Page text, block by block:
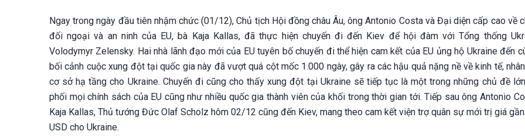
Ngay trong ngày đầu tiên nhậm chức (01/12), Chủ tịch Hội đồng châu Âu, ông Antonio Costa và Đại diện cấp cao về
đối ngoại và an ninh của EU, bà Kaja Kallas, đã thực hiện chuyến đi đến Kiev để hội đàm với Tổng thống
Volodymyr Zelensky. Hai nhà lãnh đạo mới của EU tuyên bố chuyến đi thể hiện cam kết của EU ủng hộ Ukraine đến
bối cảnh cuộc xung đột tại quốc gia này đã vượt quá cột mốc 1.000 ngày, gây ra các hậu quả nặng nề về kinh tế,
cơ sở hạ tầng cho Ukraine. Chuyến đi cũng cho thấy xung đột tại Ukraine sẽ tiếp tục là một trong những chủ đề
phối mọi chính sách của EU cũng như nhiều quốc gia thành viên của khối trong thời gian tới. Tiếp sau ông Antonio
Kaja Kallas, Thủ tướng Đức Olaf Scholz hôm 02/12 cũng đến Kiev, mang theo cam kết viện trợ quân sự mới trị giá
USD cho Ukraine.